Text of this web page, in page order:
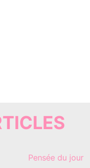
Pensée du jour